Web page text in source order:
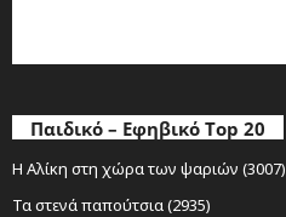
Παιδικό – Εφηβικό Top 20
Η Αλίκη στη χώρα των ψαριών (3007)
Τα στενά παπούτσια (2935)